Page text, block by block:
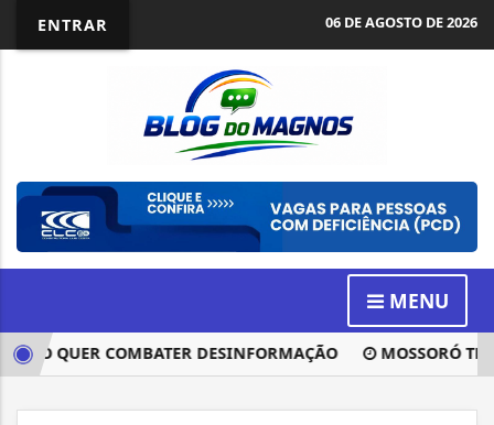
ENTRAR 06 DE AGOSTO DE 2026
MENU
QUER COMBATER DESINFORMAÇÃO MOSSORÓ TEM